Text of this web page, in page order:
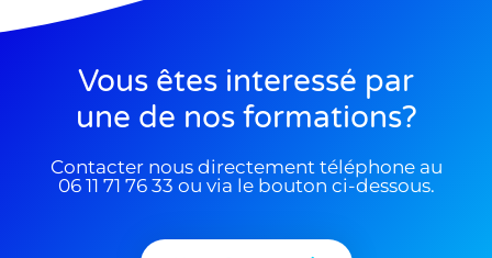
Vous êtes interessé par
une de nos formations?
Contacter nous directement téléphone au
06 11 71 76 33 ou via le bouton ci-dessous.